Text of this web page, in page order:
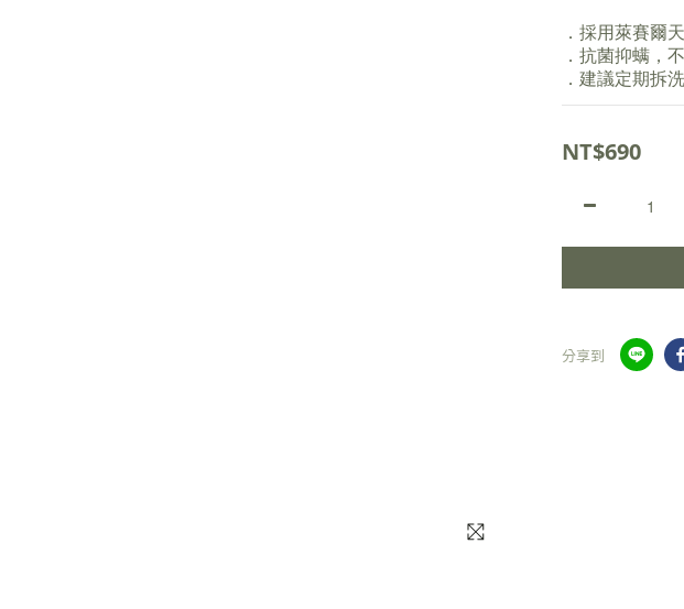
．採用萊賽爾
．抗菌抑螨，
．建議定期拆
NT$690
分享到